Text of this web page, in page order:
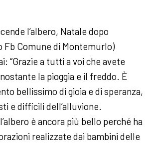
l’albero, Natale dopo
Fb Comune di Montemurlo)
“Grazie a tutti a voi che avete
la pioggia e il freddo. È
bellissimo di gioia e di speranza,
e difficili dell’alluvione.
è ancora più bello perché ha
realizzate dai bambini delle